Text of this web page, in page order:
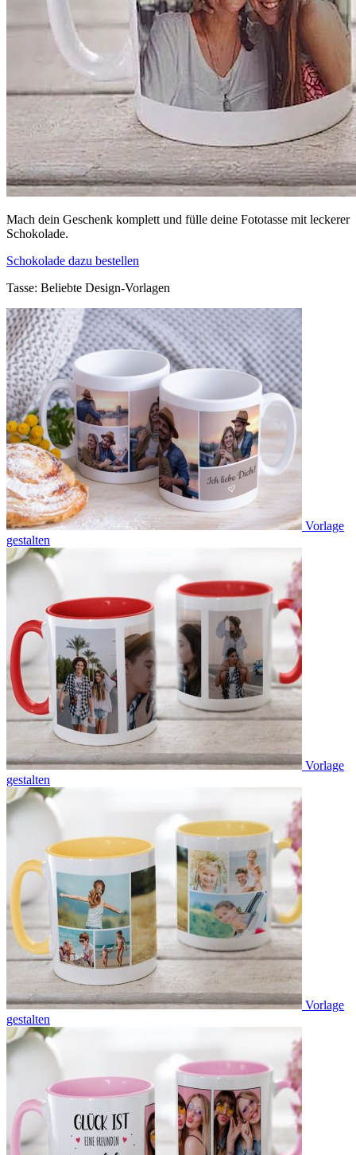
Mach dein Geschenk komplett und fülle deine Fototasse mit leckerer
Schokolade.
Schokolade dazu bestellen
Tasse: Beliebte Design-Vorlagen
Vorlage
gestalten
Vorlage
gestalten
Vorlage
gestalten